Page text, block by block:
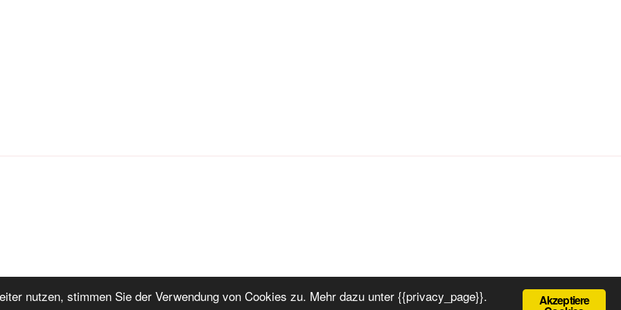
Stolz präsentiert von WordPress Akzeptiere
nutzen, stimmen Sie der Verwendung von Cookies zu. Mehr dazu unter {{privacy_page}}.